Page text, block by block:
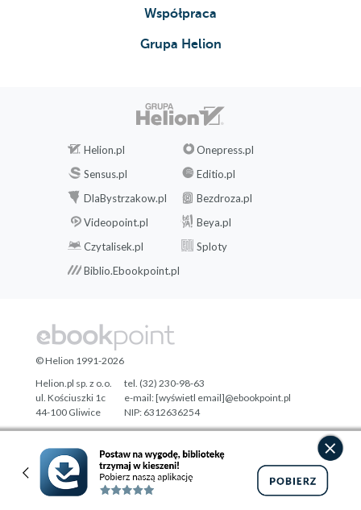
Współpraca
Grupa Helion
Helion.pl
Onepress.pl
Sensus.pl
Editio.pl
DlaBystrzakow.pl
Bezdroza.pl
Videopoint.pl
Beya.pl
Czytalisek.pl
Sploty
Biblio.Ebookpoint.pl
Designed with ♥ byTonik.pl
© Helion 1991-2026
Helion.pl sp. z o.o.
ul. Kościuszki 1c
44-100 Gliwice
tel. (32) 230-98-63
e-mail:[wyświetl email]@ebookpoint.pl
NIP: 6312636254
Regon: 241989027
Pełna wersja strony »